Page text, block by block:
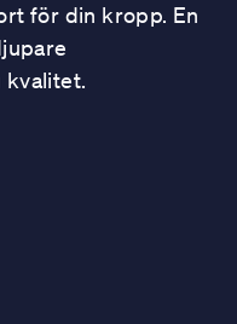
för din kropp. En
kvalitet.